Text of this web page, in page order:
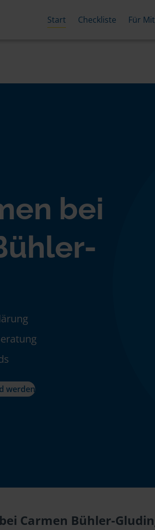
Start Checkliste Für
bei
werden
Carmen Bühler-